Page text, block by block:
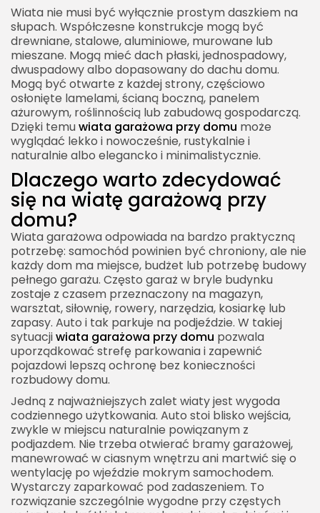
Wiata nie musi być wyłącznie prostym daszkiem na
słupach. Współczesne konstrukcje mogą być
drewniane, stalowe, aluminiowe, murowane lub
mieszane. Mogą mieć dach płaski, jednospadowy,
dwuspadowy albo dopasowany do dachu domu.
Mogą być otwarte z każdej strony, częściowo
osłonięte lamelami, ścianą boczną, panelem
ażurowym, roślinnością lub zabudową gospodarczą.
Dzięki temuwiata garażowa przy domu może
wyglądać lekko i nowocześnie, rustykalnie i
naturalnie albo elegancko i minimalistycznie.
Dlaczego warto zdecydować
się na wiatę garażową przy
domu?
Wiata garażowa odpowiada na bardzo praktyczną
potrzebę: samochód powinien być chroniony, ale nie
każdy dom ma miejsce, budżet lub potrzebę budowy
pełnego garażu. Często garaż w bryle budynku
zostaje z czasem przeznaczony na magazyn,
warsztat, siłownię, rowery, narzędzia, kosiarkę lub
zapasy. Auto i tak parkuje na podjeździe. W takiej
sytuacjiwiata garażowa przy domu pozwala
uporządkować strefę parkowania i zapewnić
pojazdowi lepszą ochronę bez konieczności
rozbudowy domu.
Jedną z najważniejszych zalet wiaty jest wygoda
codziennego użytkowania. Auto stoi blisko wejścia,
zwykle w miejscu naturalnie powiązanym z
podjazdem. Nie trzeba otwierać bramy garażowej,
manewrować w ciasnym wnętrzu ani martwić się o
wentylację po wjeździe mokrym samochodem.
Wystarczy zaparkować pod zadaszeniem. To
rozwiązanie szczególnie wygodne przy częstych
Połączenie z nawierzchnią podjazdu
Nawierzchnia pod wiatą garażową
Kostka brukowa
Płyty betonowe
Beton
Kruszywo
Wiata garażowa przy domu a estetyka posesji
Dopasowanie do bryły domu
Kolorystyka
Osłony boczne i detale
Wiata garażowa przy domu z pomieszczeniem
gospodarczym
Wiata garażowa przy domu na małej działce
Wiata garażowa przy domu na dwa auta
Wiata garażowa przy domu a ochrona przed
warunkami atmosferycznymi
Ochrona przed deszczem
Ochrona przed śniegiem
Ochrona przed słońcem
Ochrona przed gradem
Oświetlenie wiaty garażowej
Instalacje przy wiacie garażowej
Gniazdo elektryczne